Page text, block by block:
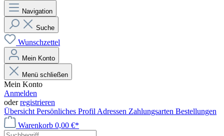
Navigation
Suche
Wunschzettel
Mein Konto
Menü schließen
Mein Konto
Anmelden
oderregistrieren
Übersicht Persönliches Profil Adressen Zahlungsarten Bestellungen
Warenkorb 0,00 €*